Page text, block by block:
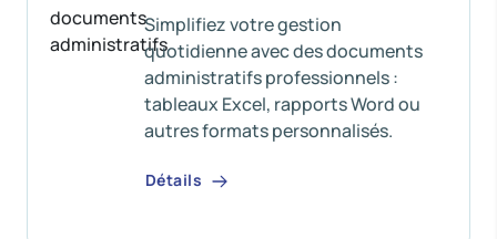
Simplifiez votre gestion
quotidienne avec des documents
administratifs professionnels :
tableaux Excel, rapports Word ou
autres formats personnalisés.
Détails